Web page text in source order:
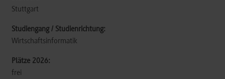
Stuttgart
Wirtschaftsinformatik
frei